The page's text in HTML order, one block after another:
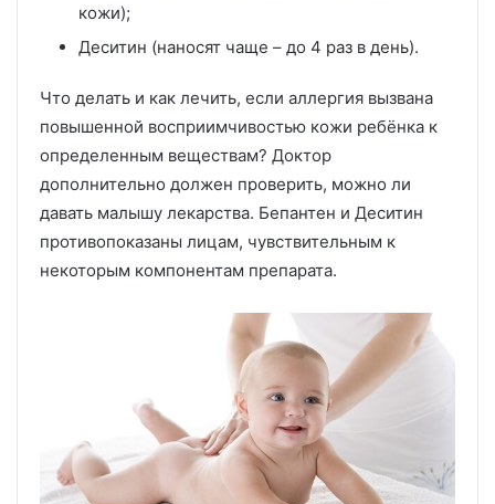
кожи);
Деситин (наносят чаще – до 4 раз в день).
Что делать и как лечить, если аллергия вызвана
повышенной восприимчивостью кожи ребёнка к
определенным веществам? Доктор
дополнительно должен проверить, можно ли
давать малышу лекарства. Бепантен и Деситин
противопоказаны лицам, чувствительным к
некоторым компонентам препарата.